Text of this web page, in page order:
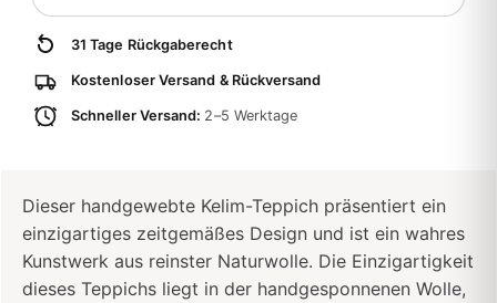
31 Tage Rückgaberecht
Kostenloser Versand & Rückversand
Schneller Versand: 2–5 Werktage
Dieser handgewebte Kelim-Teppich präsentiert ein
einzigartiges zeitgemäßes Design und ist ein wahres
Kunstwerk aus reinster Naturwolle. Die Einzigartigkeit
dieses Teppichs liegt in der handgesponnenen Wolle,